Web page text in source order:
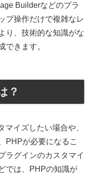
Builderなどのプラ
プ操作だけで複雑なレ
り、技術的な知識がな
できます。
？
イズしたい場合や、
PHPが必要になるこ
ラグインのカスタマイ
では、PHPの知識が